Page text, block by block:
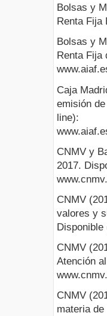
Bolsas y
Renta Fija
Bolsas y
Renta Fija
Caja
emisión
line):
CNMV y
2017.
CNMV
valores y
CNMV
Atención
CNMV
materia